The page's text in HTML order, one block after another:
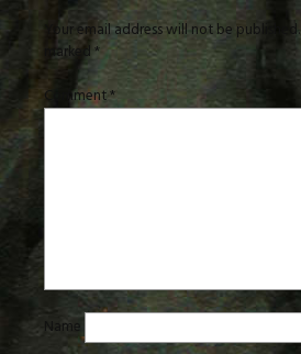
Your email address will not be published.
marked*
Comment*
Name